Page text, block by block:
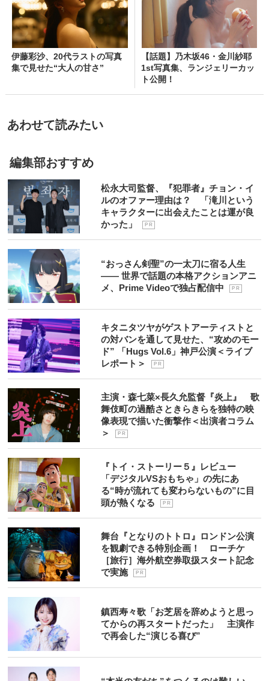
伊藤彩沙、20代ラストの写真
集で見せた“大人の甘さ”
【話題】乃木坂46・金川紗耶
1st写真集、ランジェリーカッ
ト公開！
あわせて読みたい
編集部おすすめ
松永大司監督、『犯罪者』チョン・イ
ルのオファー理由は？ 「滝川という
キャラクターに出会えたことは運が良
かった」
P R
“おっさん剣聖”の一太刀に宿る人生
―― 世界で話題の本格アクションアニ
メ、Prime Videoで独占配信中
P R
キタニタツヤがゲストアーティストと
の対バンを通して見せた、“攻めのモー
ド” 「Hugs Vol.6」神戸公演＜ライブ
レポート＞
P R
主演・森七菜×長久允監督『炎上』 歌
舞伎町の過酷さときらきらを独特の映
像表現で描いた衝撃作＜出演者コラム
＞
P R
『トイ・ストーリー５』レビュー
「デジタルVSおもちゃ」の先にあ
る“時が流れても変わらないもの”に目
頭が熱くなる
P R
舞台『となりのトトロ』ロンドン公演
を観劇できる特別企画！ ローチケ
［旅行］海外航空券取扱スタート記念
で実施
P R
鎮西寿々歌「お芝居を辞めようと思っ
てからの再スタートだった」 主演作
で再会した“演じる喜び”